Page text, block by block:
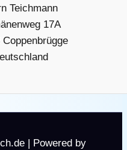
Teichmann
17A
Coppenbrügge
| Powered by